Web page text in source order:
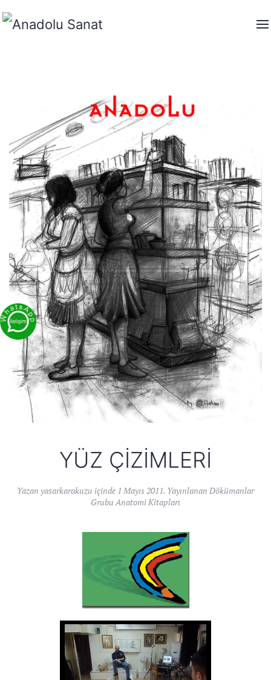
YÜZ ÇIZIMLERI
Yazan yasarkarakuzu içinde 1 Mayıs 2011. Yayınlanan Dökümanlar
Grubu Anatomi Kitapları